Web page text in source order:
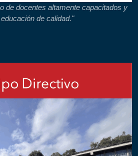
de docentes altamente capacitados y
de calidad."